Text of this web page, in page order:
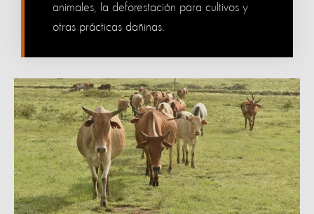
animales, la deforestación para cultivos y
otras prácticas dañinas.